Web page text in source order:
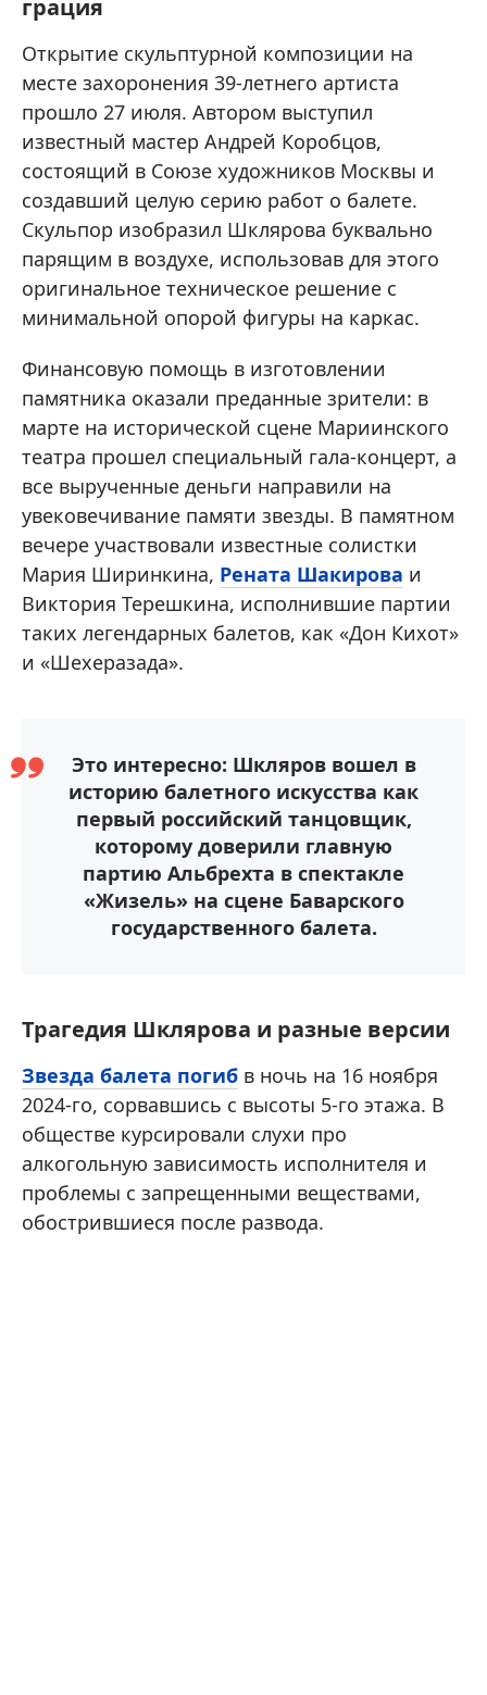
грация
Открытие скульптурной композиции на
месте захоронения 39-летнего артиста
прошло 27 июля. Автором выступил
известный мастер Андрей Коробцов,
состоящий в Союзе художников Москвы и
создавший целую серию работ о балете.
Скульпор изобразил Шклярова буквально
парящим в воздухе, использовав для этого
оригинальное техническое решение с
минимальной опорой фигуры на каркас.
Финансовую помощь в изготовлении
памятника оказали преданные зрители: в
марте на исторической сцене Мариинского
театра прошел специальный гала-концерт, а
все вырученные деньги направили на
увековечивание памяти звезды. В памятном
вечере участвовали известные солистки
Мария Ширинкина, Рената Шакирова и
Виктория Терешкина, исполнившие партии
таких легендарных балетов, как «Дон Кихот»
и «Шехеразада».
Это интересно: Шкляров вошел в
историю балетного искусства как
первый российский танцовщик,
которому доверили главную
партию Альбрехта в спектакле
«Жизель» на сцене Баварского
государственного балета.
Трагедия Шклярова и разные версии
Звезда балета погиб в ночь на 16 ноября
2024-го, сорвавшись с высоты 5-го этажа. В
обществе курсировали слухи про
алкогольную зависимость исполнителя и
проблемы с запрещенными веществами,
обострившиеся после развода.